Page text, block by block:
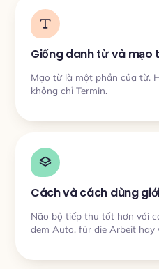
Giống danh từ và
Mạo từ là một phần của từ.
không chỉ Termin.
Cách và cách dùng
Não bộ tiếp thu tốt hơn với
dem Auto, für die Arbeit hay